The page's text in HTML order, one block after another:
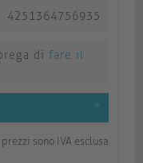
4251364756935
di fare il
*
sono IVA esclusa